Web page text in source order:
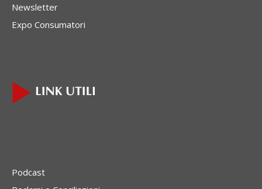
Newsletter
Expo Consumatori
Podcast